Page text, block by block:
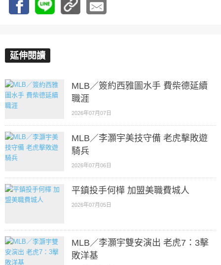
延伸閱讀
MLB／簽約西雅圖水手 費柴德延續
職涯
2026年07月07日
MLB／李灝宇美技守備 老虎擊敗遊
騎兵
2026年07月06日
平鎮投手何樺 加盟美職費城人
2026年07月05日
MLB／李灝宇雙安演出 老虎7：3擊
敗洋基